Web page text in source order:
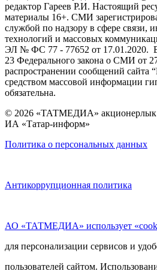
редактор Гареев Р.И. Настоящий
материалы 16+. СМИ
службой по надзору в сфере связи,
технологий и массовых
ЭЛ № ФС 77 - 77652 от 17.01.2020. В
23 Федерального закона о СМИ от
распространении сообщений сайта
средством массовой информации
обязательна.
© 2026 «ТАТМЕДИА» акционерлык
ИА «Татар-информ»
Политика о персональных данных
Антикоррупционная политика
АО «ТАТМЕДИА» использует
для персонализации сервисов и
пользователей сайтом.